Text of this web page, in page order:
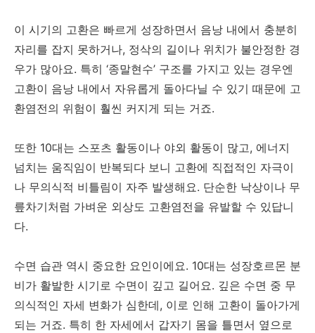
이 시기의 고환은 빠르게 성장하면서 음낭 내에서 충분히
자리를 잡지 못하거나, 정삭의 길이나 위치가 불안정한 경
우가 많아요. 특히 ‘종말현수’ 구조를 가지고 있는 경우엔
고환이 음낭 내에서 자유롭게 돌아다닐 수 있기 때문에 고
환염전의 위험이 훨씬 커지게 되는 거죠.
또한 10대는 스포츠 활동이나 야외 활동이 많고, 에너지
넘치는 움직임이 반복되다 보니 고환에 직접적인 자극이
나 무의식적 비틀림이 자주 발생해요. 단순한 낙상이나 무
릎차기처럼 가벼운 외상도 고환염전을 유발할 수 있답니
다.
수면 습관 역시 중요한 요인이에요. 10대는 성장호르몬 분
비가 활발한 시기로 수면이 깊고 길어요. 깊은 수면 중 무
의식적인 자세 변화가 심한데, 이로 인해 고환이 돌아가게
되는 거죠. 특히 한 자세에서 갑자기 몸을 틀면서 옆으로